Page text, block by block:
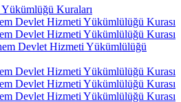
Kuraları
Devlet Hizmeti Yükümlülüğü Kurası
Devlet Hizmeti Yükümlülüğü Kurası
Devlet Hizmeti Yükümlülüğü
Devlet Hizmeti Yükümlülüğü Kurası
Devlet Hizmeti Yükümlülüğü Kurası
Devlet Hizmeti Yükümlülüğü Kurası